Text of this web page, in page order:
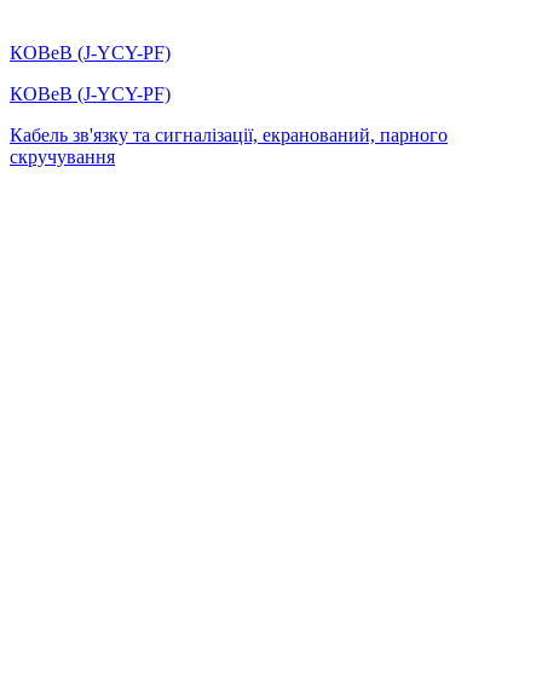
КОВеВ (J-YCY-PF)
КОВеВ (J-YCY-PF)
Кабель зв'язку та сигналізації, екранований, парного
скручування